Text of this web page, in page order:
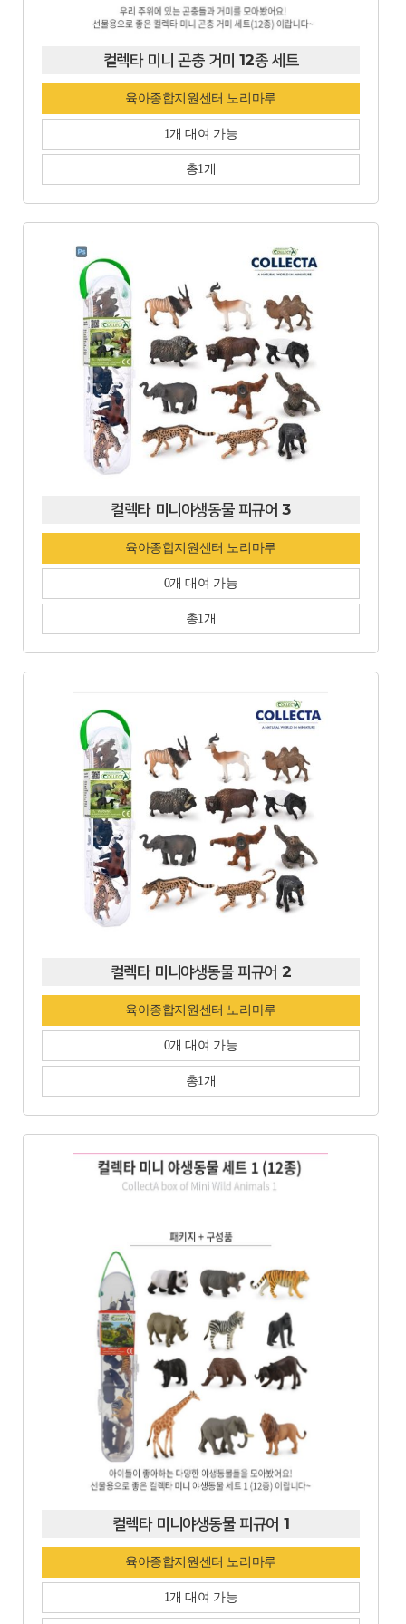
컬렉타 미니 곤충 거미 12종 세트
육아종합지원센터 노리마루
1개 대여 가능
총1개
컬렉타 미니야생동물 피규어 3
육아종합지원센터 노리마루
0개 대여 가능
총1개
컬렉타 미니야생동물 피규어 2
육아종합지원센터 노리마루
0개 대여 가능
총1개
컬렉타 미니야생동물 피규어 1
육아종합지원센터 노리마루
1개 대여 가능